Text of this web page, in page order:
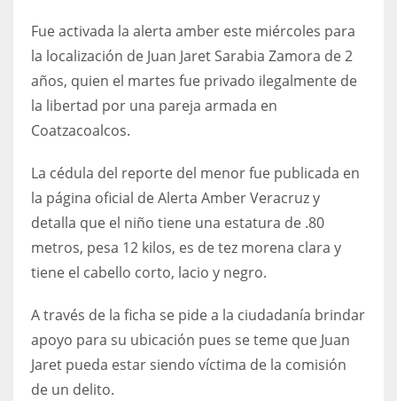
Fue activada la alerta amber este miércoles para
la localización de Juan Jaret Sarabia Zamora de 2
años, quien el martes fue privado ilegalmente de
la libertad por una pareja armada en
Coatzacoalcos.
La cédula del reporte del menor fue publicada en
la página oficial de Alerta Amber Veracruz y
detalla que el niño tiene una estatura de .80
metros, pesa 12 kilos, es de tez morena clara y
tiene el cabello corto, lacio y negro.
A través de la ficha se pide a la ciudadanía brindar
apoyo para su ubicación pues se teme que Juan
Jaret pueda estar siendo víctima de la comisión
de un delito.